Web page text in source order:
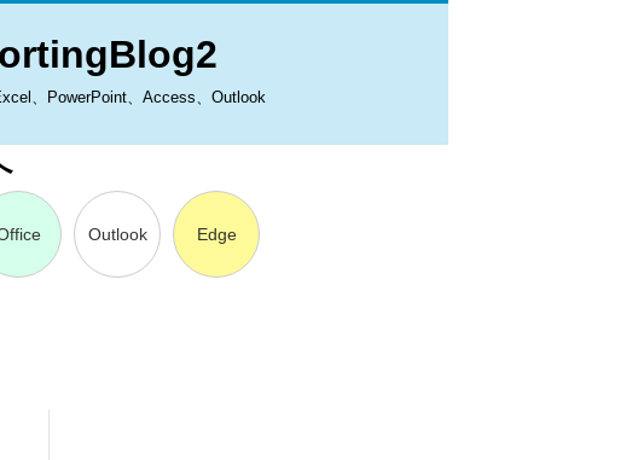
、PowerPoint、Access、Outlook
Outlook Edge